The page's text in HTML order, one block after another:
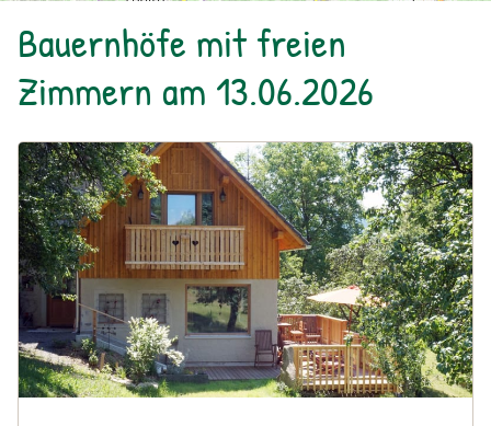
Bauernhöfe mit freien
Zimmern am 13.06.2026
Urlaub am Bauernhof: Biohof Prannleithen